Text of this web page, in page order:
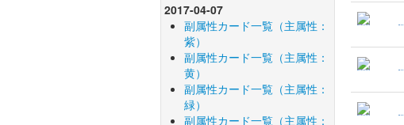
2017-04-07
副属性カード一覧（主属性：
紫）
副属性カード一覧（主属性：
黄）
副属性カード一覧（主属性：
緑）
副属性カード一覧（主属性：